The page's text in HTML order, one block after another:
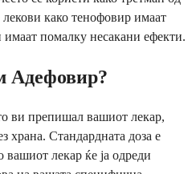
како тенофовир имаат
помалку несакани ефекти.
Адефовир?
ви препишал вашиот лекар,
храна. Стандардната доза е
лекар ќе ја одреди